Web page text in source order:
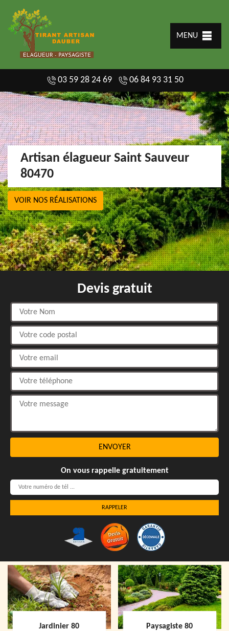
MENU
03 59 28 24 69 06 84 93 31 50
Artisan élagueur Saint Sauveur
80470
VOIR NOS RÉALISATIONS
Devis gratuit
On vous rappelle gratuitement
Jardinier 80 Paysagiste 80